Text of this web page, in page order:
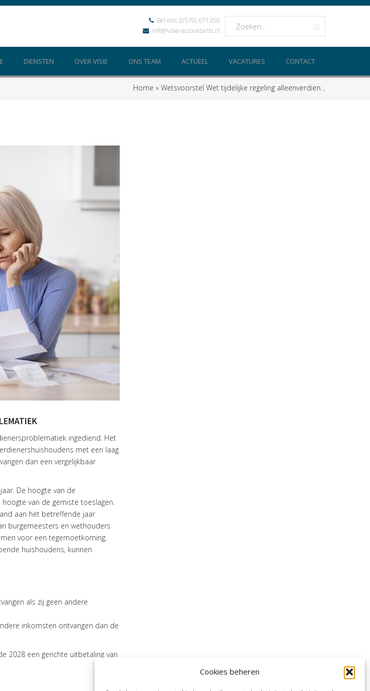
Cookies beheren
Bel ons: (0570) 671358
info@visie-accountants.nl
DIENSTEN OVER VISIE ONS TEAM ACTUEEL VACATURES CONTACT
Home » Wetsvoorstel Wet tijdelijke regeling alleenverdien...
ingediend. Het
met een laag
dan een vergelijkbaar
De hoogte van de
van de gemiste toeslagen.
aan het betreffende jaar
burgemeesters en wethouders
voor een tegemoetkoming.
huishoudens, kunnen
als zij geen andere
inkomsten ontvangen dan de
2028 een gerichte uitbetaling van